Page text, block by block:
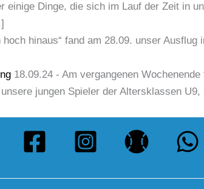
einige Dinge, die sich im Lauf der Zeit in
hoch hinaus“ fand am 28.09. unser
18.09.24 - Am vergangenen
jungen Spieler der Altersklassen